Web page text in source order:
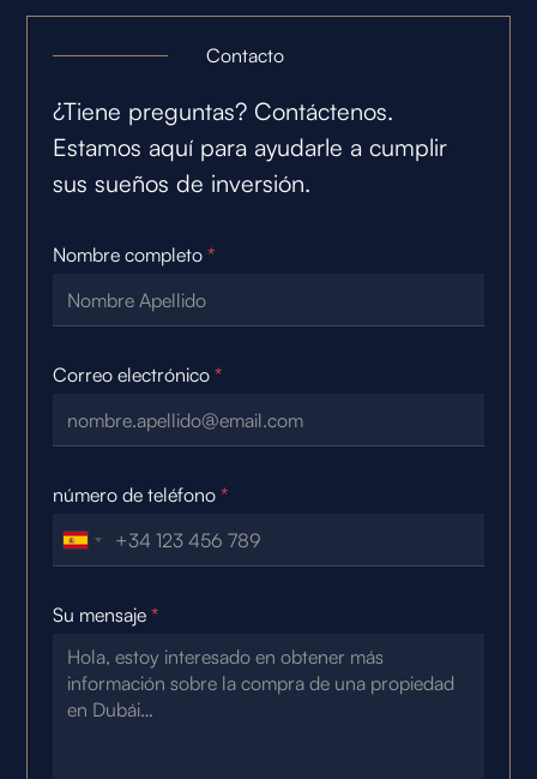
Contacto
¿Tiene preguntas? Contáctenos.
Estamos aquí para ayudarle a cumplir
sus sueños de inversión.
Nombre completo *
Correo electrónico *
número de teléfono *
Su mensaje *